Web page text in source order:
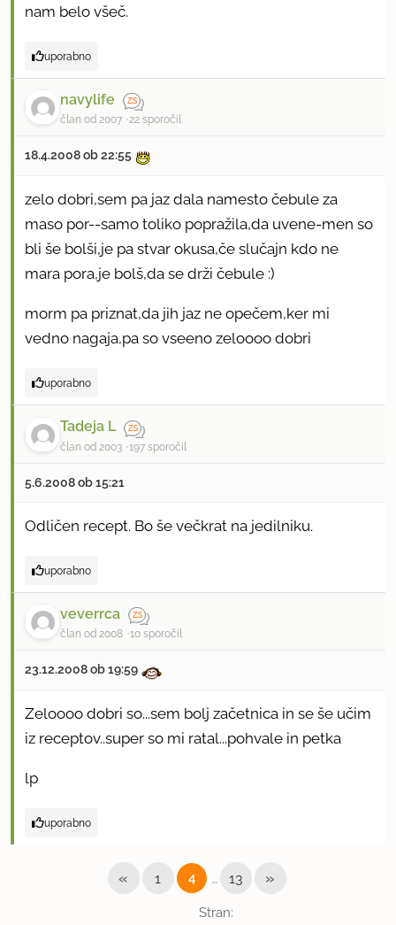
nam belo všeč.
uporabno
navylife
član od 2007 22 sporočil
18.4.2008 ob 22:55
zelo dobri,sem pa jaz dala namesto čebule za
maso por--samo toliko popražila,da uvene-men so
bli še bolši,je pa stvar okusa,če slučajn kdo ne
mara pora,je bolš,da se drži čebule :)
morm pa priznat,da jih jaz ne opečem,ker mi
vedno nagaja,pa so vseeno zeloooo dobri
uporabno
Tadeja L
član od 2003 197 sporočil
5.6.2008 ob 15:21
Odličen recept. Bo še večkrat na jedilniku.
uporabno
veverrca
član od 2008 10 sporočil
23.12.2008 ob 19:59
Zeloooo dobri so...sem bolj začetnica in se še učim
iz receptov..super so mi ratal...pohvale in petka
lp
uporabno
Stran:
« 1 4 … 13 »